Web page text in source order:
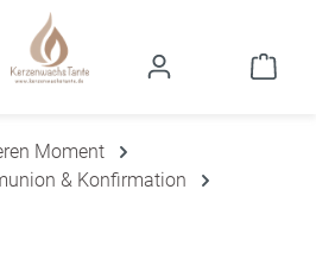
Moment
& Konfirmation